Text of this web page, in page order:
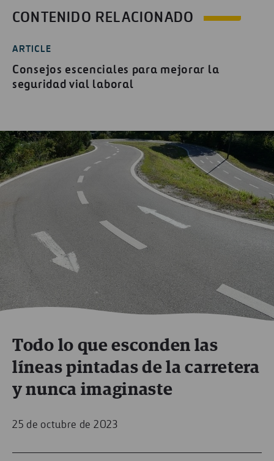
CONTENIDO RELACIONADO
ARTICLE
Consejos escenciales para mejorar la
seguridad vial laboral
Todo lo que esconden las
líneas pintadas de la carretera
y nunca imaginaste
25 de octubre de 2023